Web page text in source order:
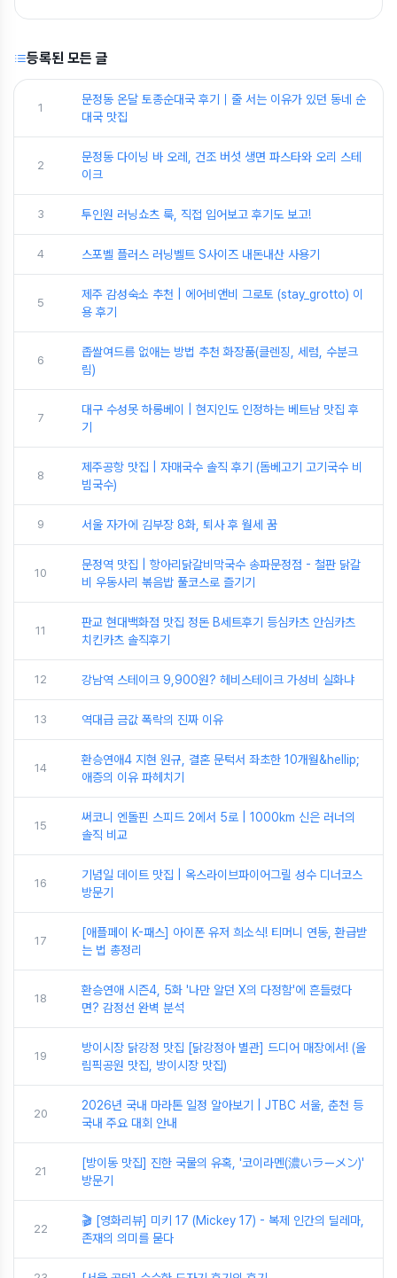
등록된 모든 글
1
문정동 온달 토종순대국 후기｜줄 서는 이유가 있던 동네 순
대국 맛집
2
문정동 다이닝 바 오레, 건조 버섯 생면 파스타와 오리 스테
이크
3 투인원 러닝쇼츠 룩, 직접 입어보고 후기도 보고!
4 스포벨 플러스 러닝벨트 S사이즈 내돈내산 사용기
5
제주 감성숙소 추천 | 에어비앤비 그로토 (stay_grotto) 이
용 후기
6
좁쌀여드름 없애는 방법 추천 화장품(클렌징, 세럼, 수분크
림)
7
대구 수성못 하롱베이 | 현지인도 인정하는 베트남 맛집 후
기
8
제주공항 맛집 | 자매국수 솔직 후기 (돔베고기 고기국수 비
빔국수)
9 서울 자가에 김부장 8화, 퇴사 후 월세 꿈
10
문정역 맛집 | 항아리닭갈비막국수 송파문정점 - 철판 닭갈
비 우동사리 볶음밥 풀코스로 즐기기
11
판교 현대백화점 맛집 정돈 B세트후기 등심카츠 안심카츠
치킨카츠 솔직후기
12 강남역 스테이크 9,900원? 헤비스테이크 가성비 실화냐
13 역대급 금값 폭락의 진짜 이유
14
환승연애4 지현 원규, 결혼 문턱서 좌초한 10개월&hellip;
애증의 이유 파헤치기
15
써코니 엔돌핀 스피드 2에서 5로 | 1000km 신은 러너의
솔직 비교
16
기념일 데이트 맛집 | 옥스라이브파이어그릴 성수 디너코스
방문기
17
[애플페이 K-패스] 아이폰 유저 희소식! 티머니 연동, 환급받
는 법 총정리
18
환승연애 시즌4, 5화 '나만 알던 X의 다정함'에 흔들렸다
면? 감정선 완벽 분석
19
방이시장 닭강정 맛집 [닭강정아 별관] 드디어 매장에서! (올
림픽공원 맛집, 방이시장 맛집)
20
2026년 국내 마라톤 일정 알아보기 | JTBC 서울, 춘천 등
국내 주요 대회 안내
21
[방이동 맛집] 진한 국물의 유혹, '코이라멘(濃いラーメン)'
방문기
22
🎬 [영화리뷰] 미키 17 (Mickey 17) - 복제 인간의 딜레마,
존재의 의미를 묻다